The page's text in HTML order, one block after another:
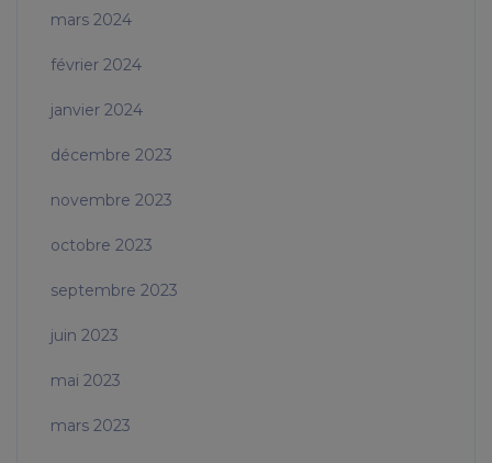
mars 2024
février 2024
janvier 2024
décembre 2023
novembre 2023
octobre 2023
septembre 2023
juin 2023
mai 2023
mars 2023